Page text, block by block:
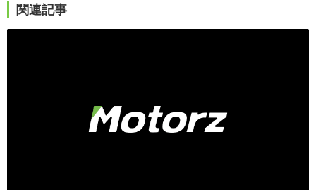
関連記事